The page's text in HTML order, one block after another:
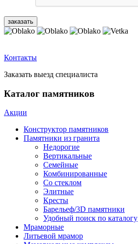
Контакты
Заказать выезд специалиста
Каталог памятников
Акции
Конструктор памятников
Памятники из гранита
Недорогие
Вертикальные
Семейные
Комбинированные
Со стеклом
Элитные
Кресты
Барельеф/3D памятники
Удобный поиск по каталогу
Мраморные
Литьевой мрамор